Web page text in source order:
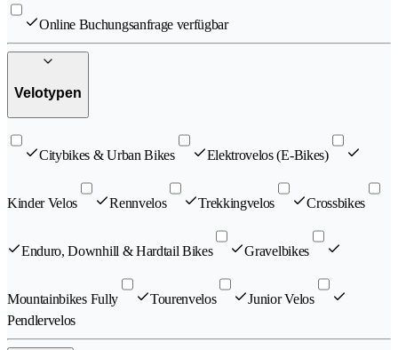
Online Buchungsanfrage verfügbar
Velotypen
Citybikes & Urban Bikes Elektrovelos (E-Bikes)
Kinder Velos Rennvelos Trekkingvelos Crossbikes
Enduro, Downhill & Hardtail Bikes Gravelbikes
Mountainbikes Fully Tourenvelos
Junior Velos
Pendlervelos